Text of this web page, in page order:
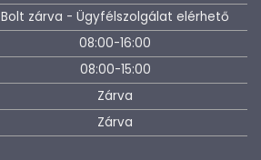
Bolt zárva - Ügyfélszolgálat elérhető
08:00-16:00
08:00-15:00
Zárva
Zárva